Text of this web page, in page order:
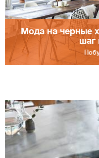
Мода на черные
шаг